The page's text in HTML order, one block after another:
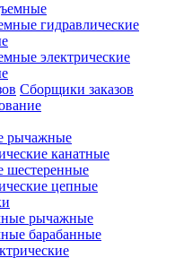
гидравлические
электрические
Сборщики заказов
рычажные
канатные
шестеренные
цепные
рычажные
барабанные